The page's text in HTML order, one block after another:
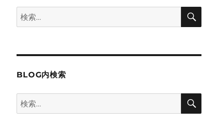
検
索:
検
BLOG内検索
検
索:
検